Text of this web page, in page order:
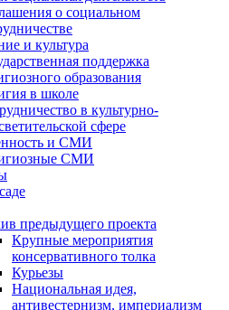
о социальном
и культура
поддержка
образования
в школе
в культурно-
сфере
и СМИ
СМИ
предыдущего проекта
Крупные мероприятия
консервативного толка
Курьезы
Национальная идея,
антивестернизм, империализм